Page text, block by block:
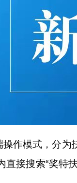
操作模式，分
直接搜索“奖特